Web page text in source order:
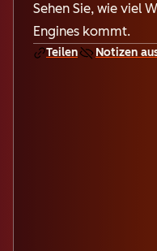
Sehen Sie, wie viel
Engines kommt.
Teilen Notizen